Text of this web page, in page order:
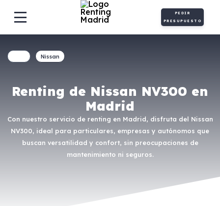
PEDIR
PRESUPUESTO
Renting de Nissan NV300 en
Madrid
Con nuestro servicio de renting en Madrid, disfruta del Nissan
NV300, ideal para particulares, empresas y autónomos que
buscan versatilidad y confort, sin preocupaciones de
mantenimiento ni seguros.
Nissan